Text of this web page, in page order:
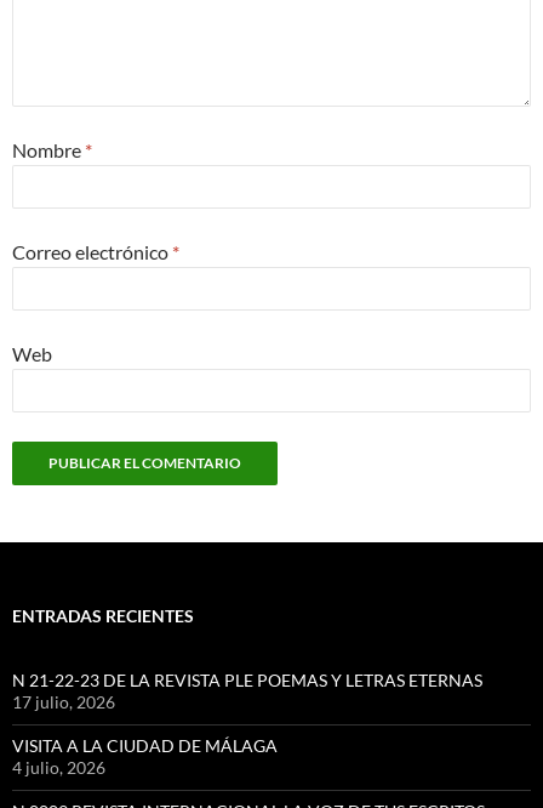
Nombre *
Correo electrónico *
Web
ENTRADAS RECIENTES
N 21-22-23 DE LA REVISTA PLE POEMAS Y LETRAS ETERNAS
17 julio, 2026
VISITA A LA CIUDAD DE MÁLAGA
4 julio, 2026